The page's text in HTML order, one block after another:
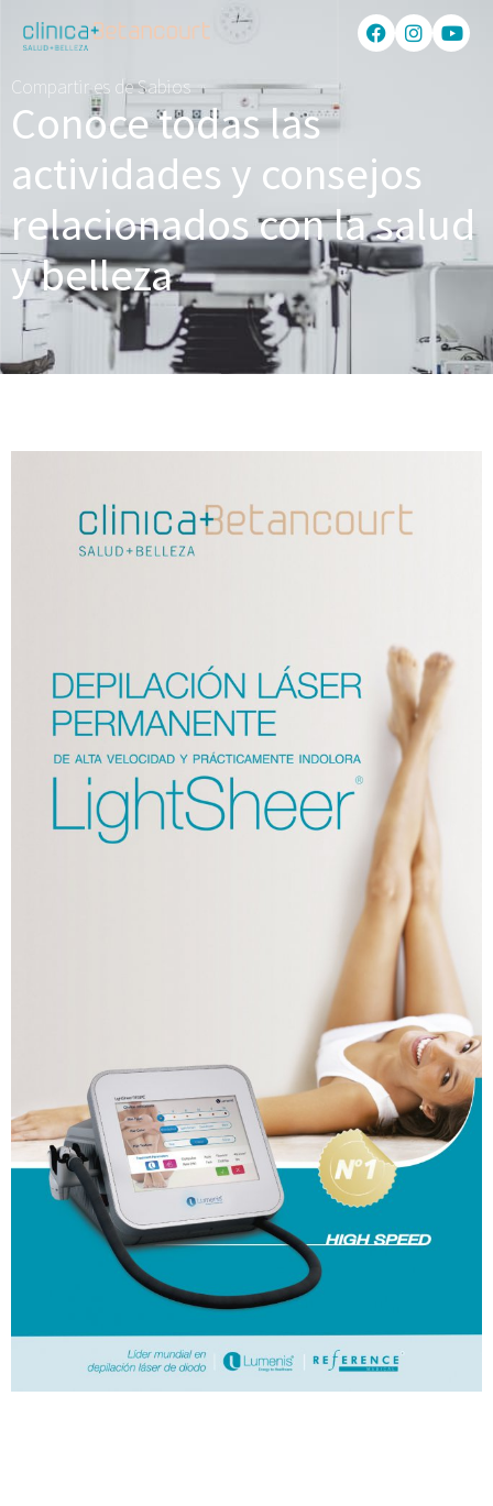
Compartir es de Sabios
Conoce todas las
actividades y consejos
relacionados con la salud
y belleza